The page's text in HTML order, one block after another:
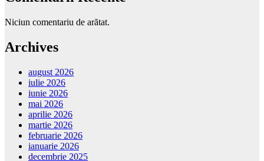
Niciun comentariu de arătat.
Archives
august 2026
iulie 2026
iunie 2026
mai 2026
aprilie 2026
martie 2026
februarie 2026
ianuarie 2026
decembrie 2025